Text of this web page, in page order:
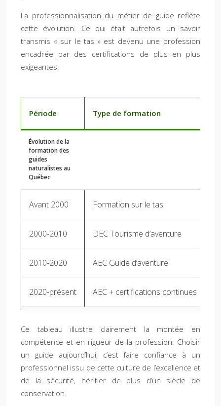
La professionnalisation du métier de guide reflète
cette évolution. Ce qui était autrefois un savoir
transmis « sur le tas » est devenu une profession
encadrée par des certifications de plus en plus
exigeantes.
Évolution de la
formation des
guides
naturalistes au
Québec
Période Type de formation
Avant 2000 Formation sur le tas
2000-2010 DEC Tourisme d’aventure
2010-2020 AEC Guide d’aventure
2020-présent AEC + certifications continues
Ce tableau illustre clairement la montée en
compétence et en rigueur de la profession. Choisir
un guide aujourd’hui, c’est faire confiance à un
professionnel issu de cette culture de l’excellence et
de la sécurité, héritier de plus d’un siècle de
conservation.